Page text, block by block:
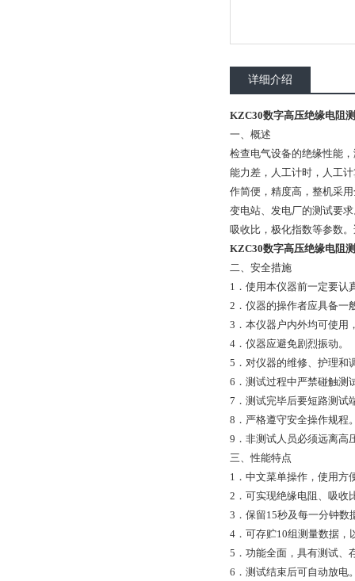
详细介绍
KZC30数字高压绝缘电阻
一、概述
检查电气设备的绝缘性能
能力差，人工计时，人工
作简便，精度高，整机采
变电站、发电厂的测试要
吸收比，极化指数等参数
KZC30数字高压绝缘电阻
二、安全措施
1．使用本仪器前一定要认
2．仪器的操作者应具备一
3．本仪器户内外均可使用
4．仪器应避免剧烈振动。
5．对仪器的维修、护理和
6．测试过程中严禁碰触测
7．测试完毕后要短路测试
8．严格遵守安全操作规程
9．非测试人员必须远离高
三、性能特点
1．中文菜单操作，使用方
2．可实现绝缘电阻、吸收
3．保留15秒及每一分钟数
4．可存贮10组测量数据，
5．功能全面，具有测试、
6．测试结束后可自动放电